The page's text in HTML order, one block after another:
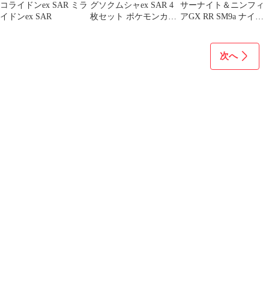
コライドンex SAR ミラ
イドンex SAR
グソクムシャex SAR 4
枚セット ポケモンカー
サーナイト＆ニンフィ
アGX RR SM9a ナイト
次へ